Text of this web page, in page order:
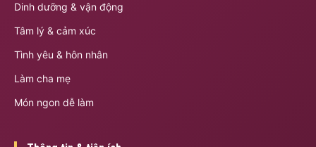
Dinh dưỡng & vận động
Tâm lý & cảm xúc
Tình yêu & hôn nhân
Làm cha mẹ
Món ngon dễ làm